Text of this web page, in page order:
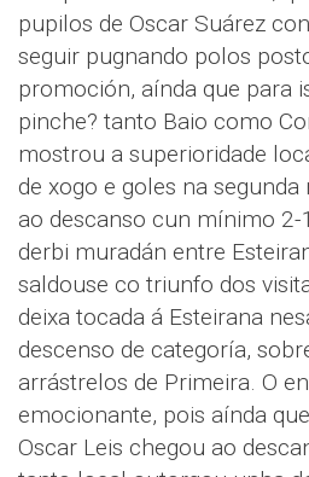
pupilos de Oscar Suárez
seguir pugnando polos
promoción, aínda que para
pinche? tanto Baio como
mostrou a superioridade
de xogo e goles na
ao descanso cun mínimo 2-
derbi muradán entre
saldouse co triunfo dos
deixa tocada á Esteirana
descenso de categoría,
arrástrelos de Primeira. O
emocionante, pois aínda
Oscar Leis chegou ao